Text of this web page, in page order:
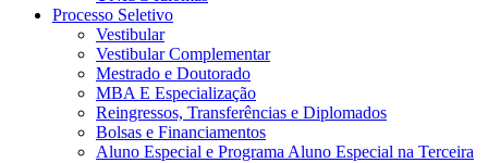
Processo Seletivo
Vestibular
Vestibular Complementar
Mestrado e Doutorado
MBA E Especialização
Reingressos, Transferências e Diplomados
Bolsas e Financiamentos
Aluno Especial e Programa Aluno Especial na Terceira